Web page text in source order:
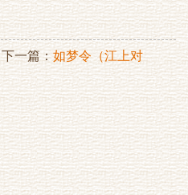
下一篇：如梦令（江上对
雨）